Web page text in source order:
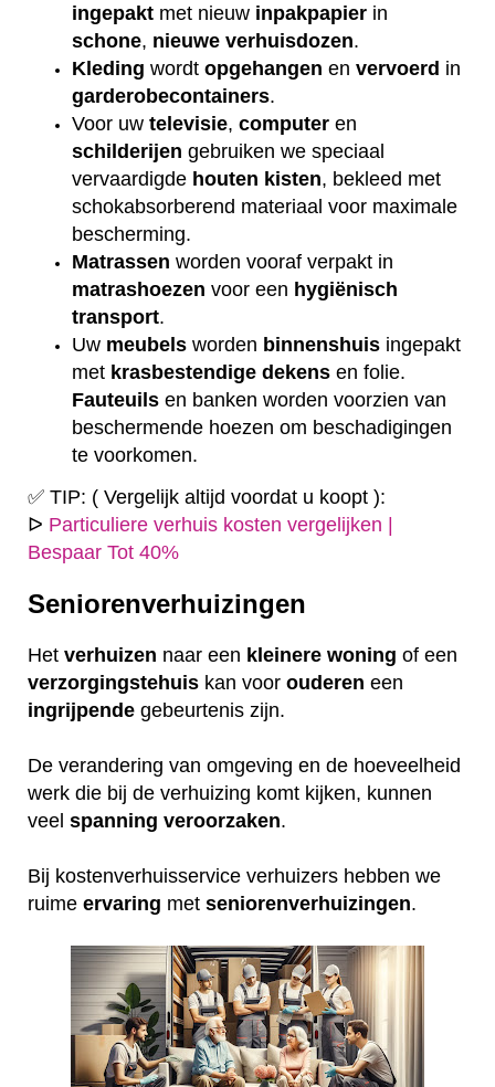
ingepakt met nieuw inpakpapier in
schone, nieuwe verhuisdozen.
Kleding wordt opgehangen en vervoerd in
garderobecontainers.
Voor uw televisie, computer en
schilderijen gebruiken we speciaal
vervaardigde houten kisten, bekleed met
schokabsorberend materiaal voor maximale
bescherming.
Matrassen worden vooraf verpakt in
matrashoezen voor een hygiënisch
transport.
Uw meubels worden binnenshuis ingepakt
met krasbestendige dekens en folie.
Fauteuils en banken worden voorzien van
beschermende hoezen om beschadigingen
te voorkomen.
✅ TIP: ( Vergelijk altijd voordat u koopt ):
ᐅ Particuliere verhuis kosten vergelijken |
Bespaar Tot 40%
Seniorenverhuizingen
Het verhuizen naar een kleinere woning of een
verzorgingstehuis kan voor ouderen een
ingrijpende gebeurtenis zijn.
De verandering van omgeving en de hoeveelheid
werk die bij de verhuizing komt kijken, kunnen
veel spanning veroorzaken.
Bij kostenverhuisservice verhuizers hebben we
ruime ervaring met seniorenverhuizingen.